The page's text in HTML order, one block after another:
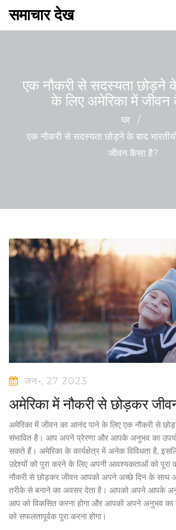
समाचार देख
एक नौकरी से सदस्यता छोड़ने के
के लिए अमेरिका में जीवन
घर
/
एक नौकरी से सदस्यता छोड़ने के बाद
जीवन कैसा है?
जन॰, 27 2023
अमेरिका में नौकरी से छोड़कर
अमेरिका में जीवन का आनंद पाने के लिए एक नौकरी से
संभावित है। आप अपने प्रेरणा और आपके अनुभव का
सकते हैं। अमेरिका के कार्यक्षेत्र में अनेक विविधता है,
उद्देश्यों को पूरा करने के लिए अपनी आवश्यकताओं को
नौकरी से छोड़कर जीवन आपको अपने अच्छे दिन के साथ
तरीके से बनाने का अवसर देता है। आपको अपने आपके
आप को विकसित करना होगा और आपको अपने अनुभव का
को सफलतापूर्वक पूरा करना होगा।